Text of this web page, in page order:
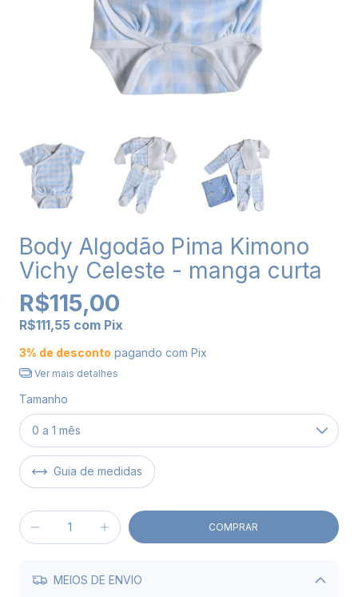
Body Algodão Pima Kimono
Vichy Celeste - manga curta
R$115,00
R$111,55 com Pix
3% de desconto pagando com Pix
Ver mais detalhes
Tamanho
Guia de medidas
MEIOS DE ENVIO